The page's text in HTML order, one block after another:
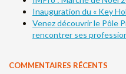
Inauguration du « Key
Venez découvrir le Pôle
rencontrer ses
COMMENTAIRES RÉCENTS